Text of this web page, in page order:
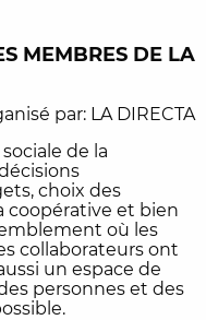
MEMBRES DE LA
par: LA DIRECTA
de la
choix des
coopérative et bien
où les
collaborateurs ont
un espace de
personnes et des